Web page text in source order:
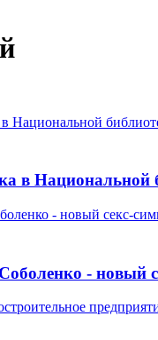
в Национальной
- новый